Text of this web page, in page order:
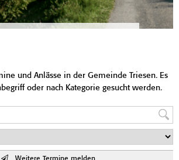
und Anlässe in der Gemeinde Triesen. Es
oder nach Kategorie gesucht werden.
Weitere Termine melden